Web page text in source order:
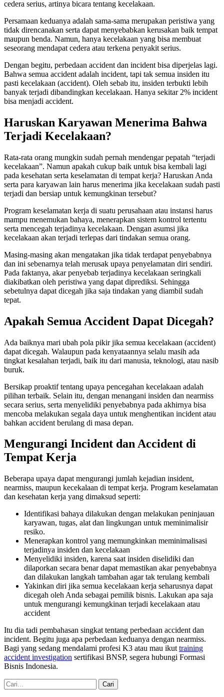
cedera serius, artinya bicara tentang kecelakaan.
Persamaan keduanya adalah sama-sama merupakan peristiwa yang
tidak direncanakan serta dapat menyebabkan kerusakan baik tempat
maupun benda. Namun, hanya kecelakaan yang bisa membuat
seseorang mendapat cedera atau terkena penyakit serius.
Dengan begitu, perbedaan accident dan incident bisa diperjelas lagi.
Bahwa semua accident adalah incident, tapi tak semua insiden itu
pasti kecelakaan (accident). Oleh sebab itu, insiden terbukti lebih
banyak terjadi dibandingkan kecelakaan. Hanya sekitar 2% incident
bisa menjadi accident.
Haruskan Karyawan Menerima Bahwa
Terjadi Kecelakaan?
Rata-rata orang mungkin sudah pernah mendengar pepatah “terjadi
kecelakaan”. Namun apakah cukup baik untuk bisa kembali lagi
pada kesehatan serta keselamatan di tempat kerja? Haruskan Anda
serta para karyawan lain harus menerima jika kecelakaan sudah pasti
terjadi dan bersiap untuk kemungkinan tersebut?
Program keselamatan kerja di suatu perusahaan atau instansi harus
mampu menemukan bahaya, menerapkan sistem kontrol tertentu
serta mencegah terjadinya kecelakaan. Dengan asumsi jika
kecelakaan akan terjadi terlepas dari tindakan semua orang.
Masing-masing akan mengatakan jika tidak terdapat penyebabnya
dan ini sebenarnya telah merusak upaya penyelamatan diri sendiri.
Pada faktanya, akar penyebab terjadinya kecelakaan seringkali
diakibatkan oleh peristiwa yang dapat diprediksi. Sehingga
sebetulnya dapat dicegah jika saja tindakan yang diambil sudah
tepat.
Apakah Semua Accident Dapat Dicegah?
Ada baiknya mari ubah pola pikir jika semua kecelakaan (accident)
dapat dicegah. Walaupun pada kenyataannya selalu masih ada
tingkat kesalahan terjadi, baik itu dari manusia, teknologi, atau nasib
buruk.
Bersikap proaktif tentang upaya pencegahan kecelakaan adalah
pilihan terbaik. Selain itu, dengan menangani insiden dan nearmiss
secara serius, serta menyelidiki penyebabnya pada akhirnya bisa
mencoba melakukan segala daya untuk menghentikan incident atau
bahkan accident berulang di masa depan.
Mengurangi Incident dan Accident di
Tempat Kerja
Beberapa upaya dapat mengurangi jumlah kejadian insident,
nearmiss, maupun kecekalaan di tempat kerja. Program keselamatan
dan kesehatan kerja yang dimaksud seperti:
Identifikasi bahaya dilakukan dengan melakukan peninjauan
karyawan, tugas, alat dan lingkungan untuk meminimalisir
resiko.
Menerapkan kontrol yang memungkinkan meminimalisasi
terjadinya insiden dan kecelakaan
Menyelidiki insiden, karena saat insiden diselidiki dan
dilaporkan secara benar dapat memastikan akar penyebabnya
dan dilakukan langkah tambahan agar tak terulang kembali
Yakinkan diri jika semua kecelakaan kerja seharusnya dapat
dicegah oleh Anda sebagai pemilik bisnis. Lakukan apa saja
untuk mengurangi kemungkinan terjadi kecelakaan atau
accident
Itu dia tadi pembahasan singkat tentang perbedaan accident dan
incident. Begitu juga apa perbedaan keduanya dengan nearmiss.
Bagi yang sedang mendalami profesi K3 atau mau ikut training
accident investigation sertifikasi BNSP, segera hubungi Formasi
Bisnis Indonesia.